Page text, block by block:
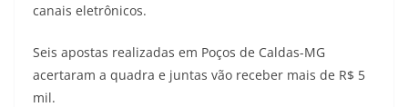
canais eletrônicos.
Seis apostas realizadas em Poços de Caldas-MG
acertaram a quadra e juntas vão receber mais de R$ 5
mil.